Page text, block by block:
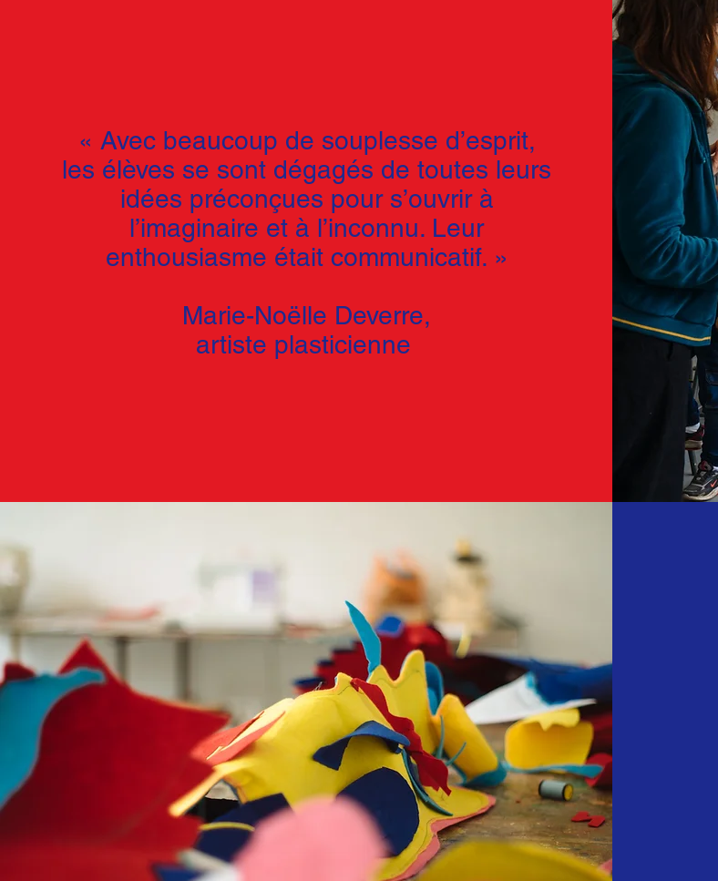
« Avec beaucoup de souplesse d’esprit,
les élèves se sont dégagés de toutes leurs
idées préconçues pour s’ouvrir à
l’imaginaire et à l’inconnu. Leur
enthousiasme était communicatif. »
Marie-Noëlle Deverre,
artiste plasticienne